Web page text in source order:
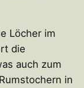
Löcher im
die
auch zum
in